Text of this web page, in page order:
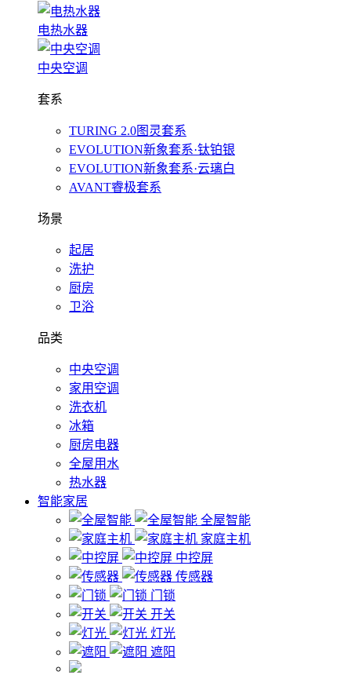
电热水器
中央空调
套系
TURING 2.0图灵套系
EVOLUTION新象套系·钛铂银
EVOLUTION新象套系·云璃白
AVANT睿极套系
场景
起居
洗护
厨房
卫浴
品类
中央空调
家用空调
洗衣机
冰箱
厨房电器
全屋用水
热水器
智能家居
全屋智能
家庭主机
中控屏
传感器
门锁
开关
灯光
遮阳